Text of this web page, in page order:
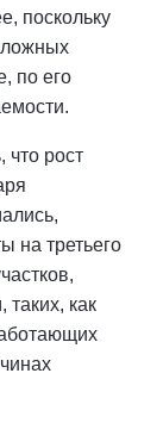
поскольку
по его
рост
на третьего
как